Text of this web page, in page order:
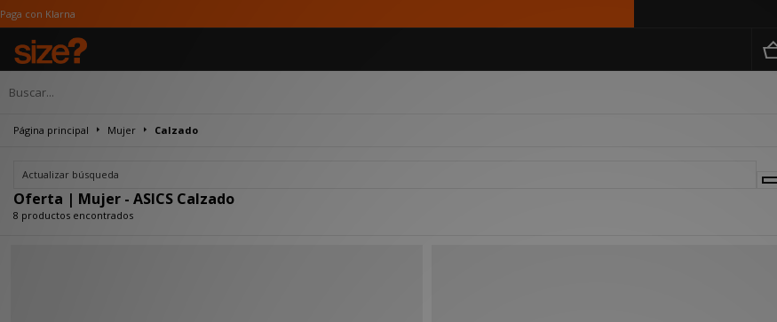
Página principal Mujer Calzado
Actualizar búsqueda
Oferta | Mujer - ASICS Calzado
8 productos encontrados